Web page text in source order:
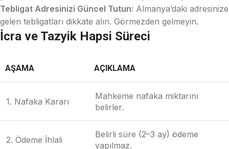
Tebligat Adresinizi Güncel Tutun: Almanya’daki adresinize
gelen tebligatları dikkate alın. Görmezden gelmeyin.
İcra ve Tazyik Hapsi Süreci
AŞAMA AÇIKLAMA
1. Nafaka Kararı
Mahkeme nafaka miktarını
belirler.
2. Ödeme İhlali
Belirli süre (2–3 ay) ödeme
yapılmaz.